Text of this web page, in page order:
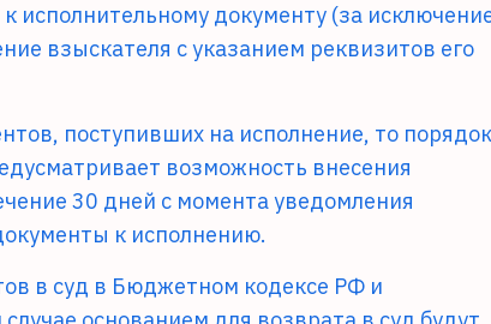
исполнительному документу (за
взыскателя с указанием реквизитов его
поступивших на исполнение, то
возможность внесения
30 дней с момента уведомления
к исполнению.
в суд в Бюджетном кодексе РФ и